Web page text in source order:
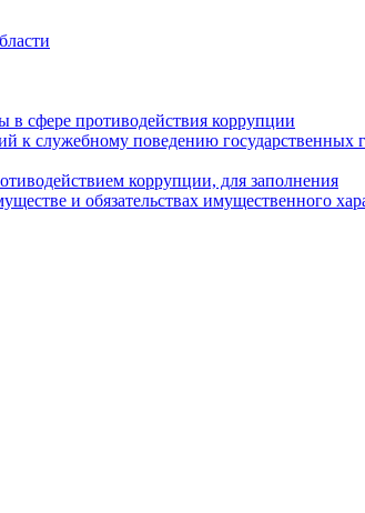
сфере противодействия коррупции
к служебному поведению государственных
коррупции, для заполнения
и обязательствах имущественного